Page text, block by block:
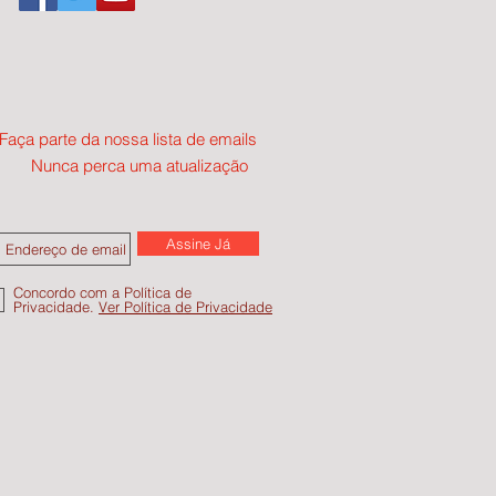
parte da nossa lista de emails
Nunca perca uma atualização
Assine Já
Concordo com a Política de
Privacidade. Ver Política de Privacidade